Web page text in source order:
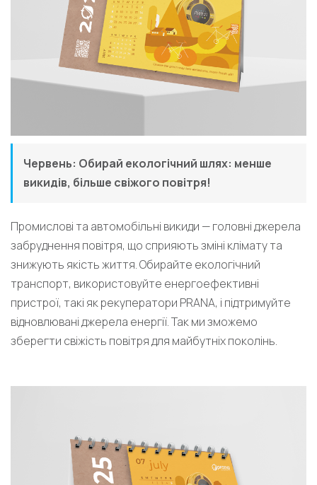
Червень: Обирай екологічний шлях: менше
викидів, більше свіжого повітря!
Промислові та автомобільні викиди — головні джерела
забруднення повітря, що сприяють зміні клімату та
знижують якість життя. Обирайте екологічний
транспорт, використовуйте енергоефективні
пристрої, такі як рекуператори PRANA, і підтримуйте
відновлювані джерела енергії. Так ми зможемо
зберегти свіжість повітря для майбутніх поколінь.